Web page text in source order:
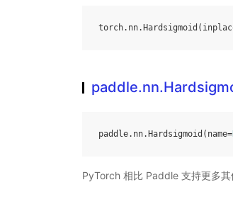
torch. nn. Hardsigmoid (
paddle. nn. Hardsigmoid ( name=
PyTorch 相比 Paddle 支持更多其